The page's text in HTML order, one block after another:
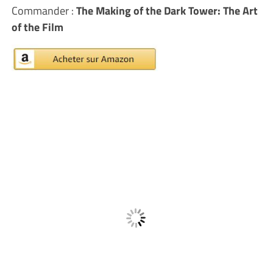
Commander :The Making of the Dark Tower: The Art
of the Film